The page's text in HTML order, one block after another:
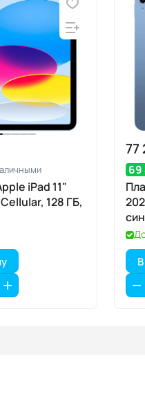
iPad 11"
128 ГБ,
77
69